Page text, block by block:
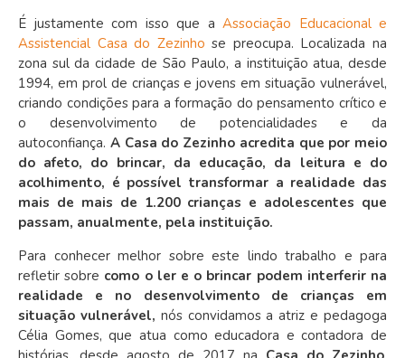
É justamente com isso que a Associação Educacional e
Assistencial Casa do Zezinho se preocupa. Localizada na
zona sul da cidade de São Paulo, a instituição atua, desde
1994, em prol de crianças e jovens em situação vulnerável,
criando condições para a formação do pensamento crítico e
o desenvolvimento de potencialidades e da
autoconfiança. A Casa do Zezinho acredita que por meio
do afeto, do brincar, da educação, da leitura e do
acolhimento, é possível transformar a realidade das
mais de mais de 1.200 crianças e adolescentes que
passam, anualmente, pela instituição.
Para conhecer melhor sobre este lindo trabalho e para
refletir sobre como o ler e o brincar podem interferir na
realidade e no desenvolvimento de crianças em
situação vulnerável, nós convidamos a atriz e pedagoga
Célia Gomes, que atua como educadora e contadora de